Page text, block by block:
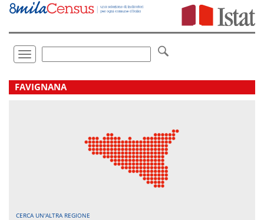
Vai
direttamente
Toggle
navigation
.
FAVIGNANA
CERCA UN'ALTRA REGIONE